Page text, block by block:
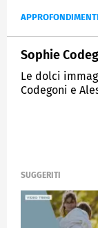
APPROFONDIMENTI
Sophie
Le dolci
Codegoni e
SUGGERITI